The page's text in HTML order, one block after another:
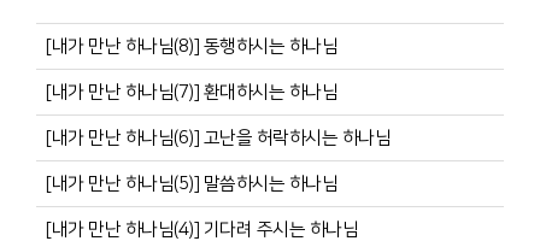
[내가 만난 하나님(8)] 동행하시는 하나님
[내가 만난 하나님(7)] 환대하시는 하나님
[내가 만난 하나님(6)] 고난을 허락하시는 하나님
[내가 만난 하나님(5)] 말씀하시는 하나님
[내가 만난 하나님(4)] 기다려 주시는 하나님